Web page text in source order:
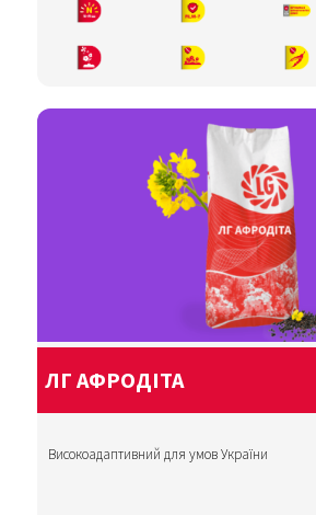
ЛГ АФРОДІТА
Високоадаптивний для умов України